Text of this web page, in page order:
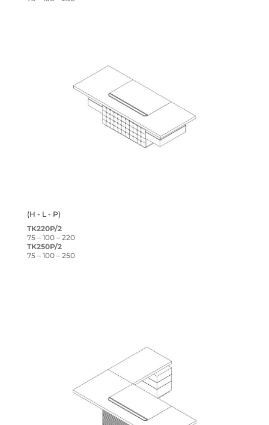
(H - L - P)
TK220P/2
75 – 100 – 220
TK250P/2
75 – 100 – 250